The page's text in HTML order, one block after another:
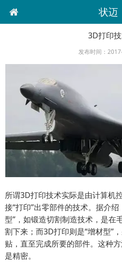
状迈
3D打印
发布时间：
所谓3D打印技术实际是由计算机
接“打印”出零部件的技术。据介
型”，如锻造切割制造技术，是在
割下来；而3D打印则是“增材型”
贴，直至完成所要的部件。这种
是精密。